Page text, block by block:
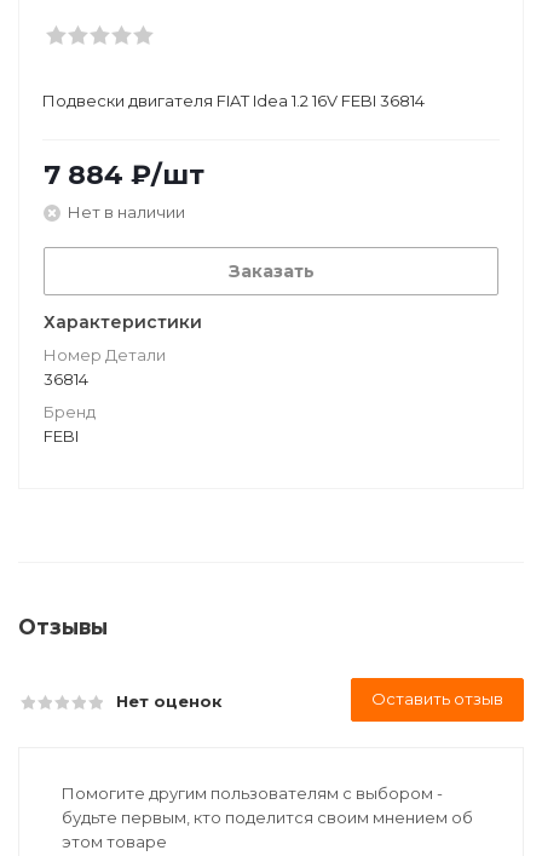
Подвески двигателя FIAT Idea 1.2 16V FEBI 36814
7 884 ₽/шт
Нет в наличии
Заказать
Характеристики
Номер Детали
36814
Бренд
FEBI
Отзывы
Нет оценок Оставить отзыв
Помогите другим пользователям с выбором -
будьте первым, кто поделится своим мнением об
этом товаре